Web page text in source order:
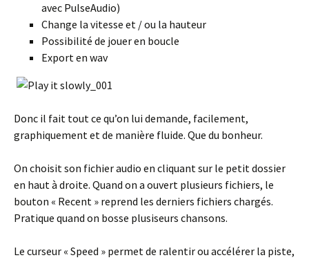
avec PulseAudio)
Change la vitesse et / ou la hauteur
Possibilité de jouer en boucle
Export en wav
Donc il fait tout ce qu’on lui demande, facilement,
graphiquement et de manière fluide. Que du bonheur.
On choisit son fichier audio en cliquant sur le petit dossier
en haut à droite. Quand on a ouvert plusieurs fichiers, le
bouton « Recent » reprend les derniers fichiers chargés.
Pratique quand on bosse plusiseurs chansons.
Le curseur « Speed » permet de ralentir ou accélérer la piste,